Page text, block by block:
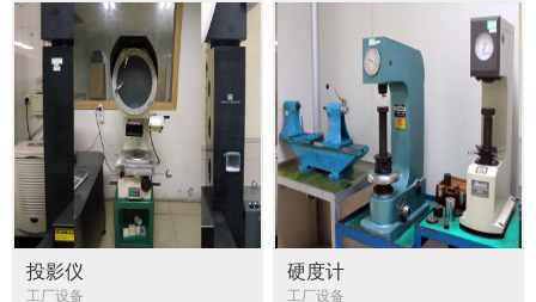
投影仪
工厂设备
硬度计
工厂设备